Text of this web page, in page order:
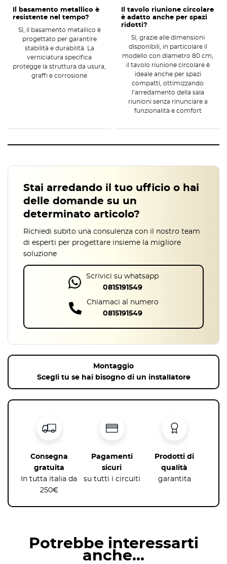
direzionali o operativi.
Versatilità nell'arredamento della sala
riunioni
Questotavolo per sala riunioni è progettato pergarantire la
massima versatilità e comfort. La sua forma circolare favorisce
l’interazione diretta tra i partecipanti, incoraggiando il dialogo e la
collaborazione. È una scelta perfetta per aziende, coworking e
Facile da puliree manutenere, ideale per uso intensivo.
circolare
tavolo riunione circolare con basamento metallico
tre varianti dimensionali
per soddisfare ogni esigenza di spazio e
perfetto tra funzionalità, resistenza e stile, rendendolo una scelta
affidabile per l’arredamento della sala riunioni .
Diametro 100 cmx H 71,8 cm – perfetto per 4-5 persone.
rotondo
Optare per un
non solo l’estetica ma anche la
funzionalità della sala riunioni
. La scelta del formato rotondo
fondamentale per il lavoro di squadra.
Design senza spigoli
, ideale per ambienti dinamici e moderni.
Adattabile a molteplici contesti: uffici, sale meeting,
coworking.
Impatto estetico professionalesenza rinunciare alla praticità.
Il basamento metallico è
resistente nel tempo?
Sì, il basamento metallico è
progettato per garantire
stabilità e durabilità. La
verniciatura specifica
protegge la struttura da usura,
graffi e corrosione
Il tavolo riunione circolare
è adatto anche per spazi
ridotti?
Sì, grazie alle dimensioni
disponibili, in particolare il
modello con diametro 80 cm,
il tavolo riunione circolare è
ideale anche per spazi
compatti, ottimizzando
l’arredamento della sala
riunioni senza rinunciare a
funzionalità e comfort
Stai arredando il tuo ufficio o hai
delle domande su un
determinato articolo?
Richiedi subito una consulenza con il nostro team
di esperti per progettare insieme la migliore
soluzione
Scrivici su whatsapp
0815191549
Chiamaci al numero
0815191549
Montaggio
Scegli tu se hai bisogno di un installatore
Consegna
gratuita
In tutta italia da
250€
Pagamenti
sicuri
su tutti i circuiti
Prodotti di
qualità
garantita
Potrebbe interessarti
anche…